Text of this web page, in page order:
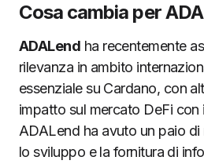
Cosa cambia per
ADALend ha recentemente
rilevanza in ambito
essenziale su Cardano, con
impatto sul mercato DeFi con
ADALend ha avuto un paio
lo sviluppo e la fornitura di